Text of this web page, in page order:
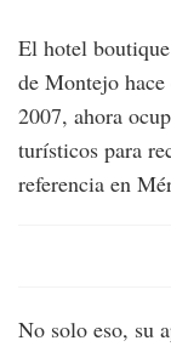
El hotel
de Montejo
2007, ahora
turísticos para
referencia en
No solo eso, su